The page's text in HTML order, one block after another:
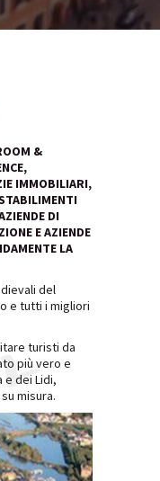
&
IMMOBILIARI,
DI
E AZIENDE
LA
del
e tutti i migliori
turisti da
più vero e
e dei Lidi,
misura.